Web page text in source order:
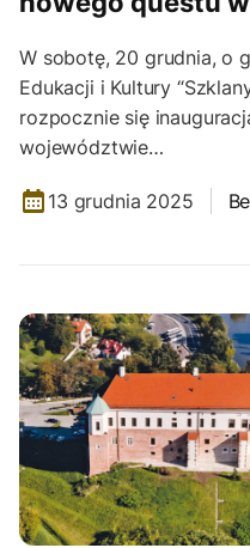
W sobotę, 20 grudnia, o
Edukacji i Kultury
rozpocznie się
województwie…
13 grudnia 2025